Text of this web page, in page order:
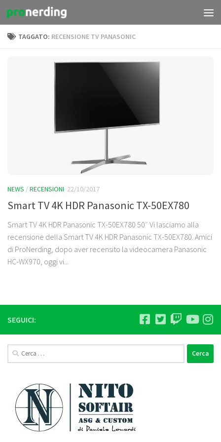
Salta al contenuto
TAGGATO: RECENSIONE TV PANASONIC
NEWS /RECENSIONI 22/10/2017
Smart TV 4K HDR Panasonic TX-50EX780
Smart TV 4K HDR Panasonic TX-50EX780 50″ Vi lasciamo alla
recensione della Smart TV 4K HDR Panasonic TX-50EX780. Amici
di ProNerding, dopo aver recensito la videocamera Panasonic
HC-WX970, oggi vi...
SEGUICI:
Ricerca
per: